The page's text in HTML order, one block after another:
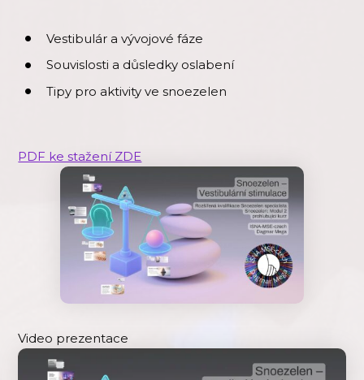
Vestibulár a vývojové fáze
Souvislosti a důsledky oslabení
Tipy pro aktivity ve snoezelen
PDF ke stažení ZDE
Video prezentace